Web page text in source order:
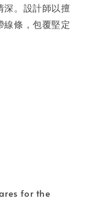
深。設計師以擅
線條，包覆堅定
for the